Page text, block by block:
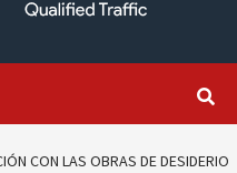
CON LAS OBRAS DE DESIDERIO